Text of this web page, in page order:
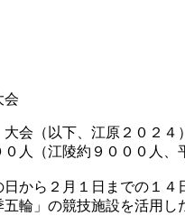
会
会（以下、江原２０２
人（江陵約９０００人
から２月１日までの１
輪」の競技施設を活用し